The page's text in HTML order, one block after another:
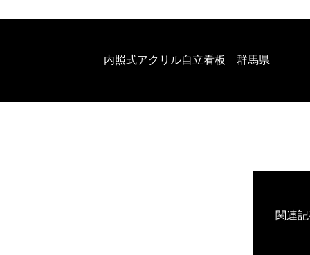
内照式アクリル自立看板 群馬県
関連